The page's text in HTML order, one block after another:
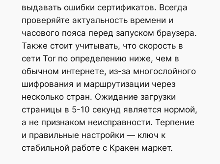
выдавать ошибки сертификатов. Всегда
проверяйте актуальность времени и
часового пояса перед запуском браузера.
Также стоит учитывать, что скорость в
сети Tor по определению ниже, чем в
обычном интернете, из-за многослойного
шифрования и маршрутизации через
несколько стран. Ожидание загрузки
страницы в 5-10 секунд является нормой,
а не признаком неисправности. Терпение
и правильные настройки — ключ к
стабильной работе с Кракен маркет.